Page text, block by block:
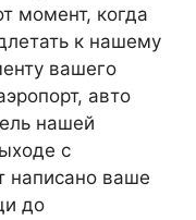
момент, когда
к нашему
вашего
авто
нашей
с
написано ваше
до